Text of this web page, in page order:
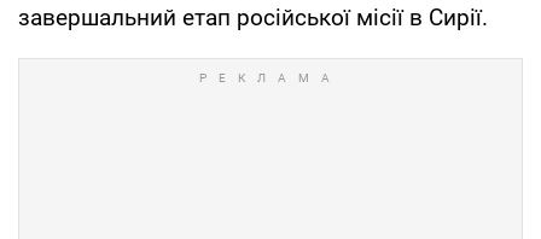
завершальний етап російської місії в Сирії.